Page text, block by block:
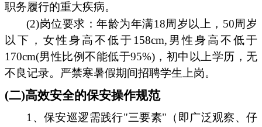
职务履行的重大疾病。
(2)岗位要求：年龄为年满18周岁以上，50周岁
以下，女性身高不低于158cm,男性身高不低于
170cm(男性比例不能低于95%)，初中以上学历，无
不良记录。严禁寒暑假期间招聘学生上岗。
(二)高效安全的保安操作规范
1、保安巡逻需践行"三要素"（即广泛观察、仔